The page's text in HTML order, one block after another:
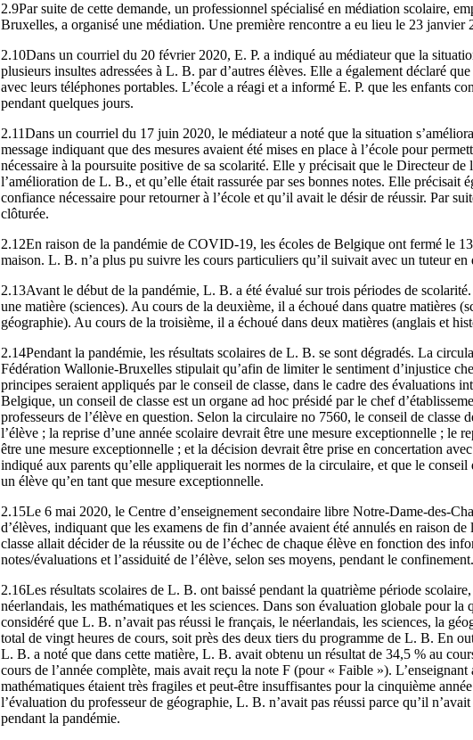
2.9Par suite de cette demande, un professionnel spécialisé en médiation scolaire,
Bruxelles, a organisé une médiation. Une première rencontre a eu lieu le 23 janvier
2.10Dans un courriel du 20 février 2020, E. P. a indiqué au médiateur que la
plusieurs insultes adressées à L. B. par d’autres élèves. Elle a également déclaré
avec leurs téléphones portables. L’école a réagi et a informé E. P. que les enfants
pendant quelques jours.
2.11Dans un courriel du 17 juin 2020, le médiateur a noté que la situation
message indiquant que des mesures avaient été mises en place à l’école pour
nécessaire à la poursuite positive de sa scolarité. Elle y précisait que le Directeur de
l’amélioration de L. B., et qu’elle était rassurée par ses bonnes notes. Elle précisait
confiance nécessaire pour retourner à l’école et qu’il avait le désir de réussir. Par
clôturée.
2.12En raison de la pandémie de COVID-19, les écoles de Belgique ont fermé le
maison. L. B. n’a plus pu suivre les cours particuliers qu’il suivait avec un tuteur en
2.13Avant le début de la pandémie, L. B. a été évalué sur trois périodes de
une matière (sciences). Au cours de la deuxième, il a échoué dans quatre matières
géographie). Au cours de la troisième, il a échoué dans deux matières (anglais et
2.14Pendant la pandémie, les résultats scolaires de L. B. se sont dégradés. La
Fédération Wallonie-Bruxelles stipulait qu’afin de limiter le sentiment d’injustice
principes seraient appliqués par le conseil de classe, dans le cadre des évaluations
Belgique, un conseil de classe est un organe ad hoc présidé par le chef
professeurs de l’élève en question. Selon la circulaire no 7560, le conseil de classe
l’élève ; la reprise d’une année scolaire devrait être une mesure exceptionnelle ; le
être une mesure exceptionnelle ; et la décision devrait être prise en concertation
indiqué aux parents qu’elle appliquerait les normes de la circulaire, et que le conseil
un élève qu’en tant que mesure exceptionnelle.
2.15Le 6 mai 2020, le Centre d’enseignement secondaire libre Notre-Dame-des-
d’élèves, indiquant que les examens de fin d’année avaient été annulés en raison
classe allait décider de la réussite ou de l’échec de chaque élève en fonction des
notes/évaluations et l’assiduité de l’élève, selon ses moyens, pendant le confinement.
2.16Les résultats scolaires de L. B. ont baissé pendant la quatrième période
néerlandais, les mathématiques et les sciences. Dans son évaluation globale pour la
considéré que L. B. n’avait pas réussi le français, le néerlandais, les sciences, la
total de vingt heures de cours, soit près des deux tiers du programme de L. B. En
L. B. a noté que dans cette matière, L. B. avait obtenu un résultat de 34,5 % au
cours de l’année complète, mais avait reçu la note F (pour « Faible »).
mathématiques étaient très fragiles et peut-être insuffisantes pour la cinquième
l’évaluation du professeur de géographie, L. B. n’avait pas réussi parce qu’il
pendant la pandémie.